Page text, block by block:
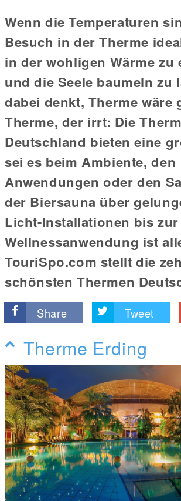
Wenn die Temperaturen
Besuch in der Therme
in der wohligen Wärme zu
und die Seele baumeln zu
dabei denkt, Therme wäre
Therme, der irrt: Die
Deutschland bieten eine
sei es beim Ambiente, den
Anwendungen oder den
der Biersauna über
Licht-Installationen bis
Wellnessanwendung ist
TouriSpo.com stellt die
schönsten Thermen
Share Tweet
Therme Erding